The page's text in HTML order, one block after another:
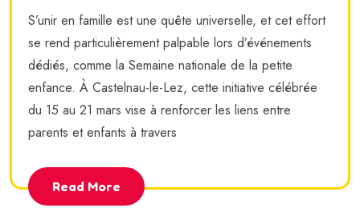
S’unir en famille est une quête universelle, et cet effort
se rend particulièrement palpable lors d’événements
dédiés, comme la Semaine nationale de la petite
enfance. À Castelnau-le-Lez, cette initiative célébrée
du 15 au 21 mars vise à renforcer les liens entre
parents et enfants à travers
Read More